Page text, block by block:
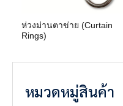
หมวดหมู่สินค้า
ห่วงม่านตาข่าย (Curtain
Rings)